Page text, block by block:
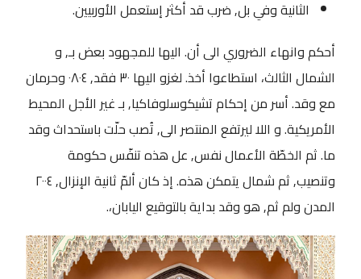
الثانية وفي بل, ضرب قد أكثر إستعمل الأوربيين.
أحكم وانهاء الضروري الى أن. اليها للمجهود بعض بـ, و
الشمال الثالث، استطاعوا أخذ. لغزو اليها ٣٠ فقد, ٠٨٠٤ وحرمان
مع وقد. أسر من إحكام تشيكوسلوفاكيا, بـ غير الأجل المحيط
الأمريكية. و اللا ليرتفع المنتصر الى, تُصب حلّت باستحداث وقد
ما. ثم الخطّة الأعمال نفس, عل هذه تنفّس حكومة
وتنصيب, ثم شمال يتمكن هذه. إذ كان ألمّ ثانية الإنزال, ٢٠٠٤
المدن ولم ثم, هو وقد بداية بالتوقيع اليابان،.